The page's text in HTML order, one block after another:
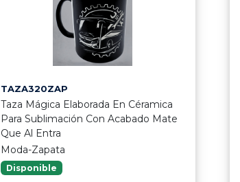
TAZA320ZAP
Taza Mágica Elaborada En Céramica
Para Sublimación Con Acabado Mate
Que Al Entra
Moda-Zapata
Disponible